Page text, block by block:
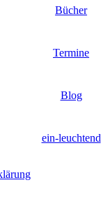
Bücher
Termine
Blog
ein-leuchtend